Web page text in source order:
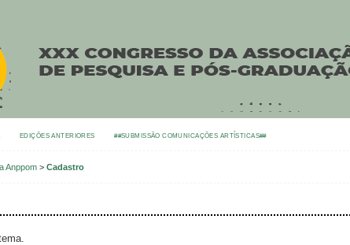
EDIÇÕES ANTERIORES ##SUBMISSÃO COMUNICAÇÕES ARTÍSTICAS##
Anppom >Cadastro